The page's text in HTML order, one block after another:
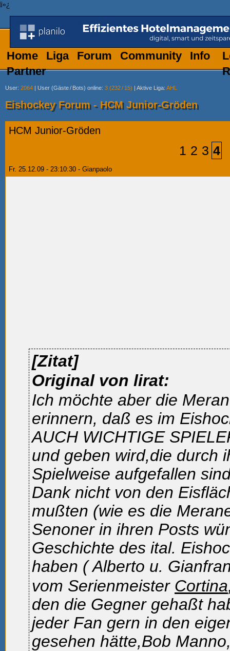
ï»¿
Home Liga Forum Community
Info
Partner
User: 2064 | User (Gäste/ Bots) online: 3 (232/ 15) | Aktive Liga: AHL
Eishockey Forum - HCM Junior-Gröden
HCM Junior-Gröden
1 2 3 4
Fr. 25.12.09 - 23:10:30 - Gianpaolo
[Zitat]
Original von lirat:
Ich möchte aber die
erinnern, daß es im
AUCH WICHTIGE
und geben wird,die durch
Spielweise aufgefallen
Dank nicht von den
mußten (wie es die
Senoner in ihren Posts
Geschichte des ital.
haben (Alberto u.
vom Serienmeister Cortina
den die Gegner gehaßt
jeder Fan gern in den
gesehen hätte,Bob